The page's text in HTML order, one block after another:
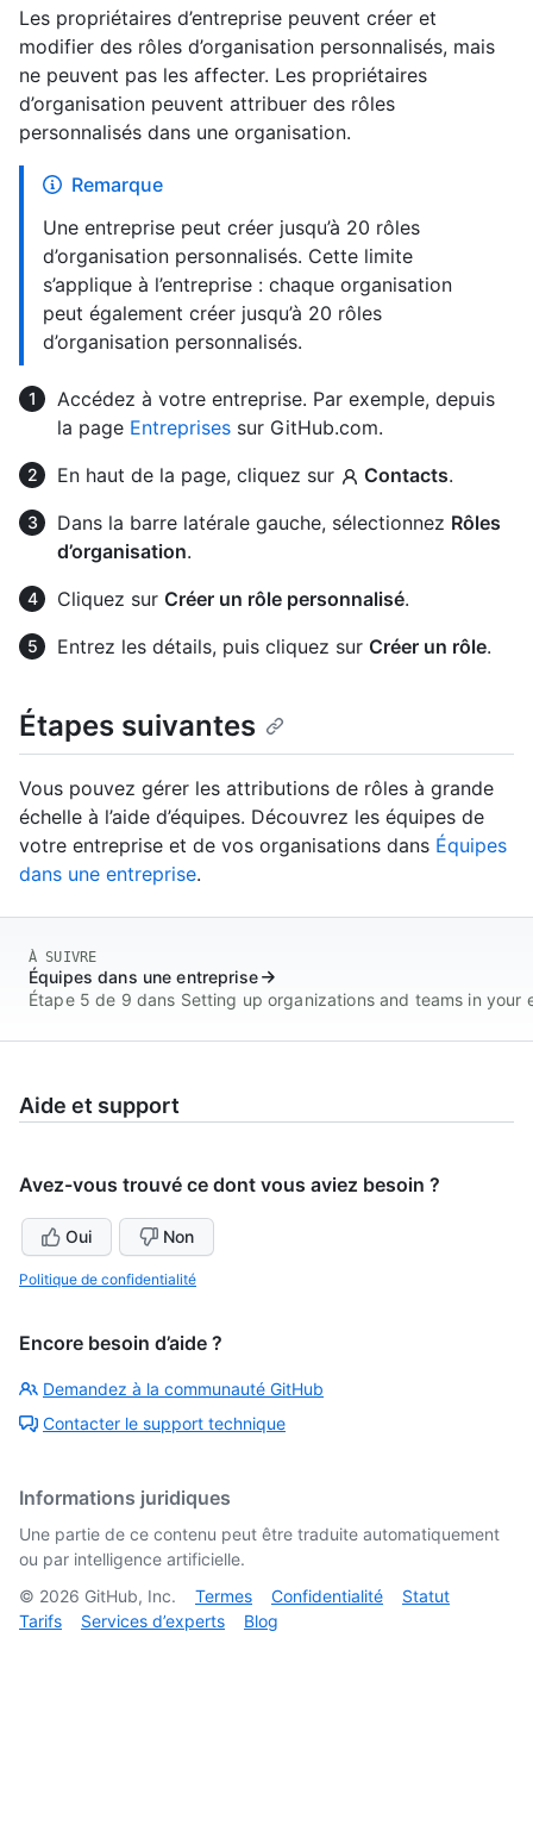
Les propriétaires d’entreprise peuvent créer et
modifier des rôles d’organisation personnalisés, mais
ne peuvent pas les affecter. Les propriétaires
d’organisation peuvent attribuer des rôles
personnalisés dans une organisation.
Remarque
Une entreprise peut créer jusqu’à 20 rôles
d’organisation personnalisés. Cette limite
s’applique à l’entreprise : chaque organisation
peut également créer jusqu’à 20 rôles
d’organisation personnalisés.
Accédez à votre entreprise. Par exemple, depuis
la page Entreprises sur GitHub.com.
En haut de la page, cliquez sur
Contacts.
Dans la barre latérale gauche, sélectionnez Rôles
d’organisation.
Cliquez sur Créer un rôle personnalisé.
Entrez les détails, puis cliquez sur Créer un rôle.
Étapes suivantes
Vous pouvez gérer les attributions de rôles à grande
échelle à l’aide d’équipes. Découvrez les équipes de
votre entreprise et de vos organisations dans Équipes
dans une entreprise.
À SUIVRE
Équipes dans une entreprise
Étape 5 de 9 dans Setting up organizations and teams in your
Aide et support
Avez-vous trouvé ce dont vous aviez besoin ?
Oui Non
Politique de confidentialité
Encore besoin d’aide ?
Demandez à la communauté GitHub
Contacter le support technique
Informations juridiques
Une partie de ce contenu peut être traduite automatiquement
ou par intelligence artificielle.
© 2026 GitHub, Inc. Termes Confidentialité
Statut
Tarifs
Services d’experts Blog